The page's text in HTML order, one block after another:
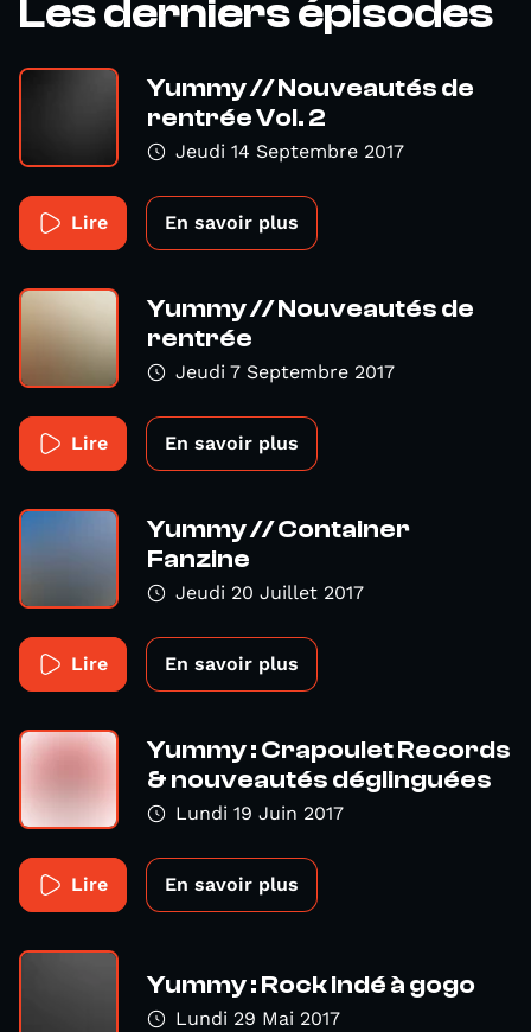
Les derniers épisodes
Yummy // Nouveautés de
rentrée Vol. 2
Jeudi 14 Septembre 2017
Lire En savoir plus
Yummy // Nouveautés de
rentrée
Jeudi 7 Septembre 2017
Lire En savoir plus
Yummy // Container
Fanzine
Jeudi 20 Juillet 2017
Lire En savoir plus
Yummy : Crapoulet Records
& nouveautés déglinguées
Lundi 19 Juin 2017
Lire En savoir plus
Yummy : Rock indé à gogo
Lundi 29 Mai 2017